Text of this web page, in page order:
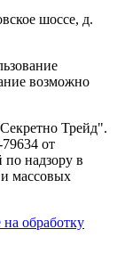
шоссе, д.
возможно
Трейд".
от
надзору в
массовых
на обработку